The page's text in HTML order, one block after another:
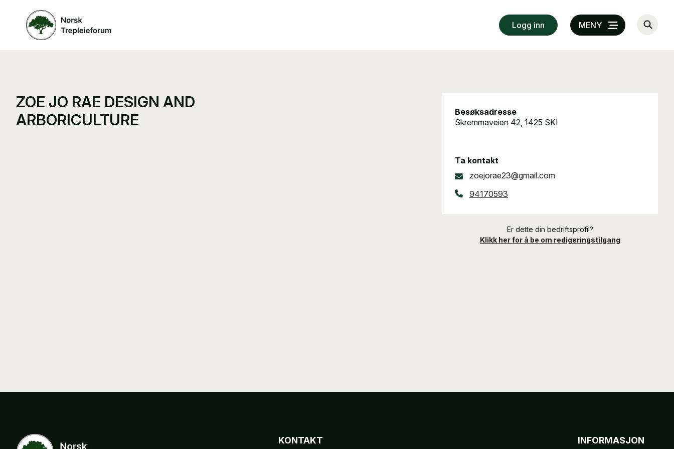
Logg inn MENY
ZOE JO RAE DESIGN AND
ARBORICULTURE
Besøksadresse
Skremmaveien 42, 1425 SKI
Ta kontakt
zoejorae23@gmail.com
94170593
Er dette din bedriftsprofil?
Klikk her for å be om redigeringstilgang
KONTAKT INFORMASJON